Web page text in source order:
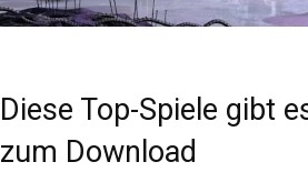
Diese Top-Spiele gibt
zum Download